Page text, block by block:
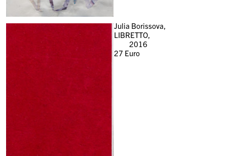
Julia Borissova,
LIBRETTO,
2016
27 Euro